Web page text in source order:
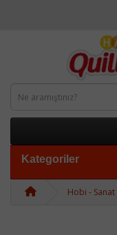
Kategoriler
Hobi -